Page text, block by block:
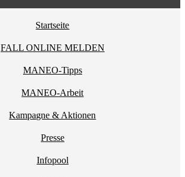
Startseite
FALL ONLINE MELDEN
MANEO-Tipps
MANEO-Arbeit
Kampagne & Aktionen
Presse
Infopool